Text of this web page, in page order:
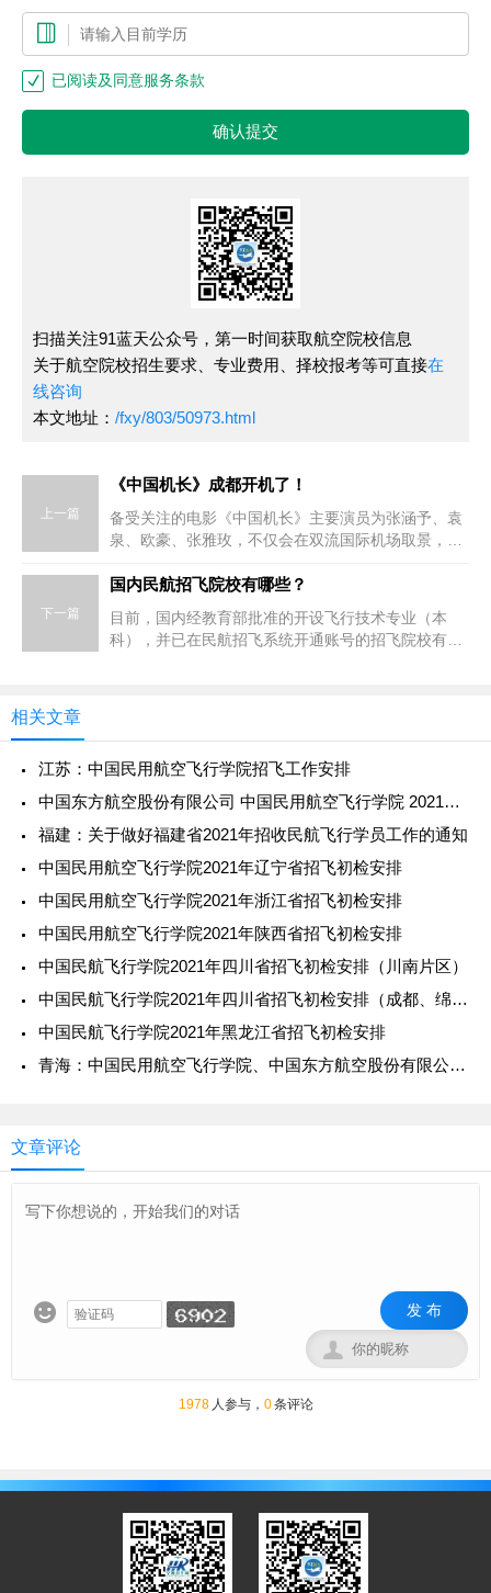
已阅读及同意服务条款
确认提交
扫描关注91蓝天公众号，第一时间获取航空院校信息
关于航空院校招生要求、专业费用、择校报考等可直接在
线咨询
本文地址： /fxy/803/50973.html
上一篇
《中国机长》成都开机了！
备受关注的电影《中国机长》主要演员为张涵予、袁
泉、欧豪、张雅玫，不仅会在双流国际机场取景，还
流国际机场的大场面镜头
下一篇
国内民航招飞院校有哪些？
目前，国内经教育部批准的开设飞行技术专业（本
科），并已在民航招飞系统开通账号的招飞院校有：
相关文章
江苏：中国民用航空飞行学院招飞工作安排
中国东方航空股份有限公司 中国民用航空飞行学院 2021年度甘肃地区校企合作招收高中飞行学生简章来啦！
福建：关于做好福建省2021年招收民航飞行学员工作的通知
中国民用航空飞行学院2021年辽宁省招飞初检安排
中国民用航空飞行学院2021年浙江省招飞初检安排
中国民用航空飞行学院2021年陕西省招飞初检安排
中国民航飞行学院2021年四川省招飞初检安排（川南片区）
中国民航飞行学院2021年四川省招飞初检安排（成都、绵阳、德阳）
中国民航飞行学院2021年黑龙江省招飞初检安排
青海：中国民用航空飞行学院、中国东方航空股份有限公司2020年度招收高中飞行学生事宜的通知
文章评论
 发 布

1978 人参与， 0条评论